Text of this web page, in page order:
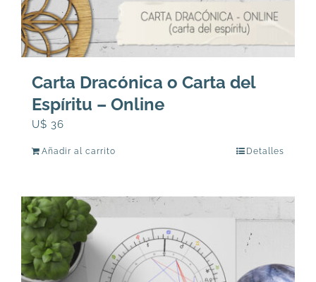
Carta Dracónica o Carta del
Espíritu – Online
U$ 36
Añadir al carrito Detalles